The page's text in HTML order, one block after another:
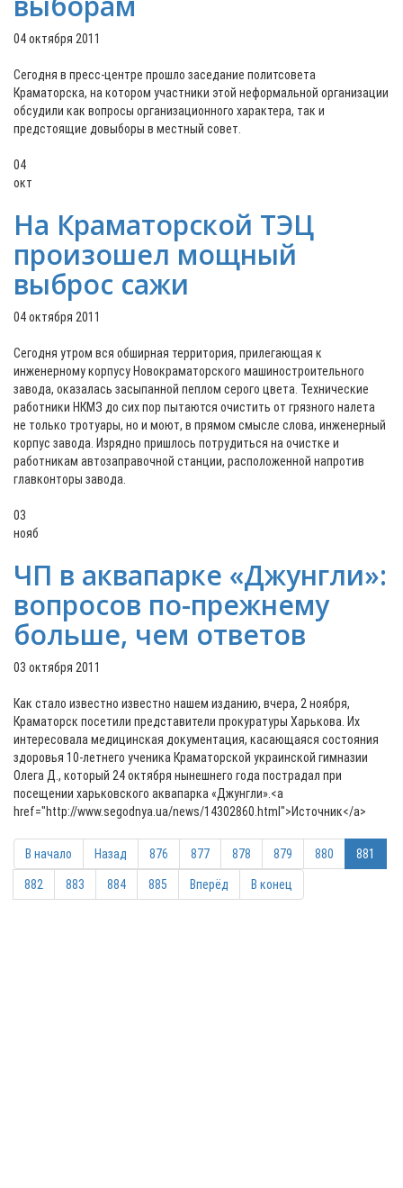
04 октября 2011
Сегодня в пресс-центре прошло заседание политсовета
Краматорска, на котором участники этой неформальной организации
обсудили как вопросы организационного характера, так и
предстоящие довыборы в местный совет.
04
окт
На Краматорской ТЭЦ
произошел мощный
выброс сажи
04 октября 2011
Сегодня утром вся обширная территория, прилегающая к
инженерному корпусу Новокраматорского машиностроительного
завода, оказалась засыпанной пеплом серого цвета. Технические
работники НКМЗ до сих пор пытаются очистить от грязного налета
не только тротуары, но и моют, в прямом смысле слова, инженерный
корпус завода. Изрядно пришлось потрудиться на очистке и
работникам автозаправочной станции, расположенной напротив
главконторы завода.
03
нояб
ЧП в аквапарке «Джунгли»:
вопросов по-прежнему
больше, чем ответов
03 октября 2011
Как стало известно известно нашем изданию, вчера, 2 ноября,
Краматорск посетили представители прокуратуры Харькова. Их
интересовала медицинская документация, касающаяся состояния
здоровья 10-летнего ученика Краматорской украинской гимназии
Олега Д., который 24 октября нынешнего года пострадал при
посещении харьковского аквапарка «Джунгли».<a
href="http://www.segodnya.ua/news/14302860.html">Источник</a>
В начало Назад 876 877 878 879 880 881
882 883 884 885 Вперёд В конец